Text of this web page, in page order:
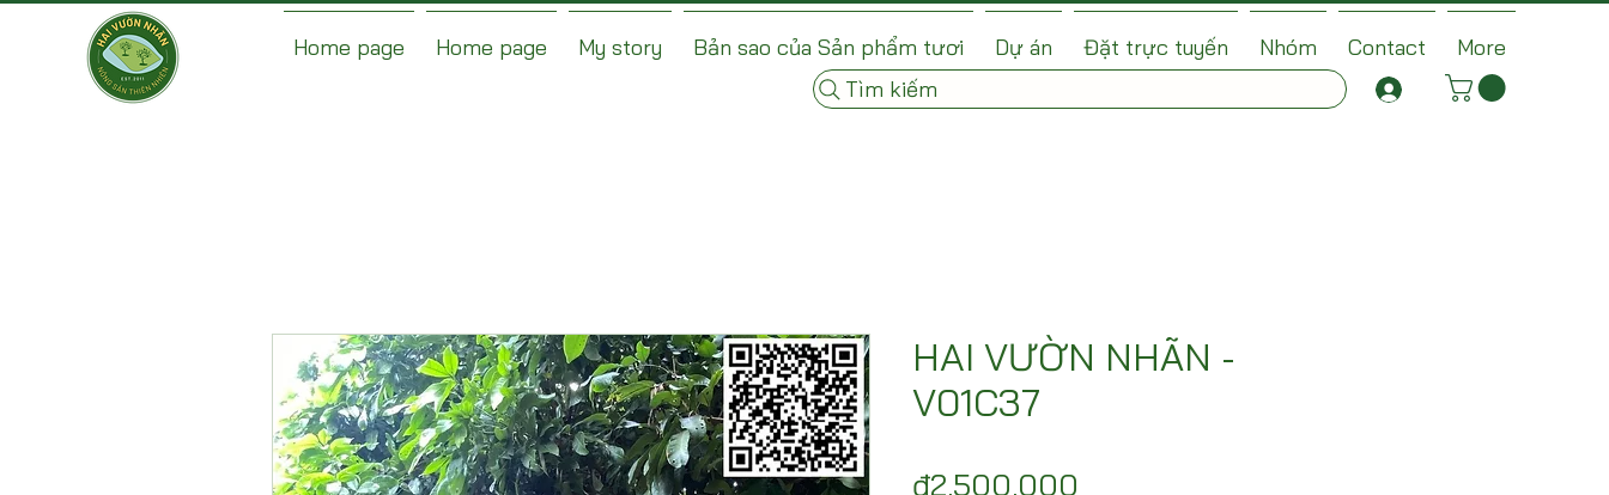
Home page Home page My story Bản sao của Sản phẩm tươi Dự án Đặt trực tuyến Nhóm Contact
More
Tìm kiếm
HAI VƯỜN NHÃN -
V01C37
₫2,500,000